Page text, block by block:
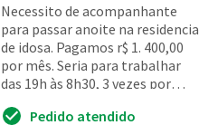
Necessito de acompanhante
para passar anoite na residencia
de idosa. Pagamos r$ 1. 400,00
por mês. Seria para trabalhar
das 19h às 8h30, 3 vezes por
Pedido atendido